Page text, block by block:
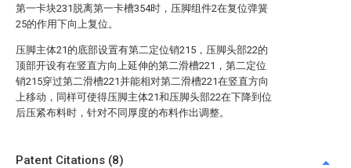
第一卡块231脱离第一卡槽354时，压脚组件2在复位弹簧
25的作用下向上复位。
压脚主体21的底部设置有第二定位销215，压脚头部22的
顶部开设有在竖直方向上延伸的第二滑槽221，第二定位
销215穿过第二滑槽221并能相对第二滑槽221在竖直方向
上移动，同样可使得压脚主体21和压脚头部22在下降到位
后压紧布料时，针对不同厚度的布料作出调整。
Patent Citations (8)